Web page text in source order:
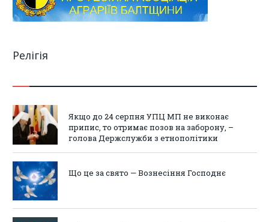
Релігія
Якщо до 24 серпня УПЦ МП не виконає
припис, то отримає позов на заборону, –
голова Держслужби з етнополітики
Що це за свято — Вознесіння Господнє